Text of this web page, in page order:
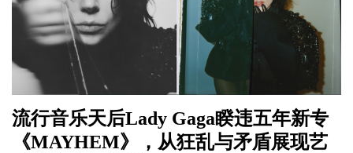
流行音乐天后Lady Gaga睽违五年新专
《MAYHEM》，从狂乱与矛盾展现艺